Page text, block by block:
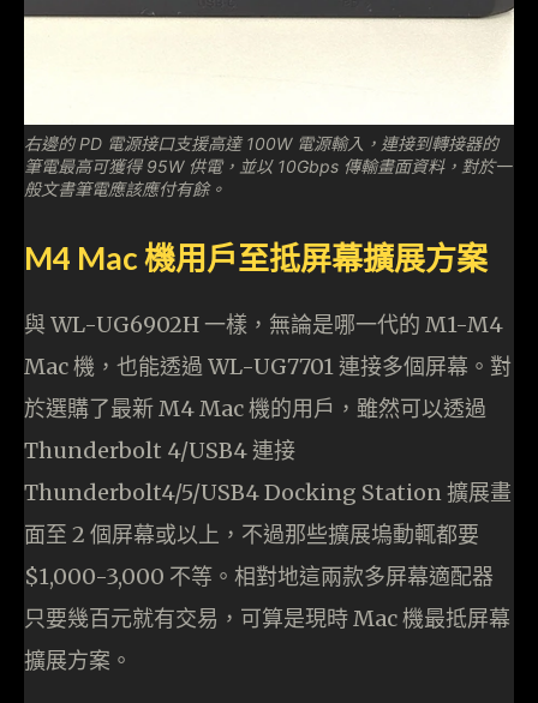
右邊的 PD 電源接口支援高達 100W 電源輸入，連接到轉接器的
筆電最高可獲得 95W 供電，並以 10Gbps 傳輸畫面資料，對於一
般文書筆電應該應付有餘。
M4 Mac 機用戶至抵屏幕擴展方案
與 WL-UG6902H 一樣，無論是哪一代的 M1-M4
Mac 機，也能透過 WL-UG7701 連接多個屏幕。對
於選購了最新 M4 Mac 機的用戶，雖然可以透過
Thunderbolt 4/USB4 連接
Thunderbolt4/5/USB4 Docking Station 擴展畫
面至 2 個屏幕或以上，不過那些擴展塢動輒都要
$1,000-3,000 不等。相對地這兩款多屏幕適配器
只要幾百元就有交易，可算是現時 Mac 機最抵屏幕
擴展方案。